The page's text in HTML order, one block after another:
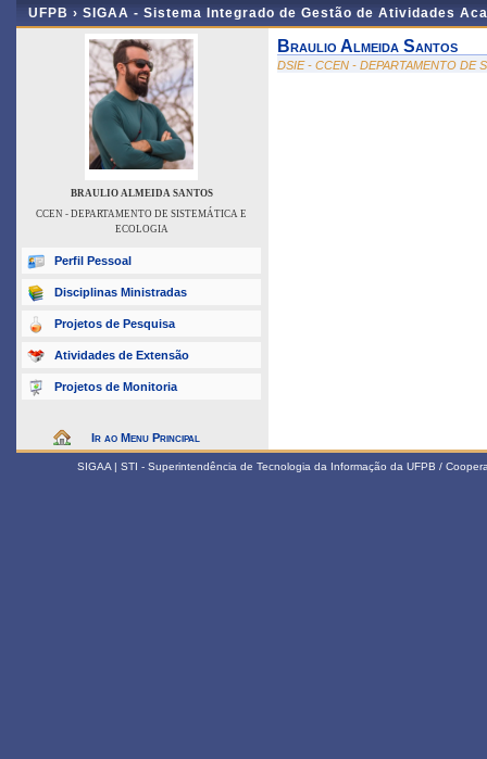
UFPB › SIGAA - Sistema Integrado de Gestão de Atividades
BRAULIO ALMEIDA SANTOS
CCEN - DEPARTAMENTO DE SISTEMÁTICA E
ECOLOGIA
Perfil Pessoal
Disciplinas Ministradas
Projetos de Pesquisa
Atividades de Extensão
Projetos de Monitoria
Ir ao Menu Principal
Braulio Almeida Santos
DSIE - CCEN - DEPARTAMENTO DE
SIGAA | STI - Superintendência de Tecnologia da Informação da UFPB /